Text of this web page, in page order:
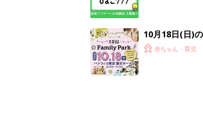
10月18日(日)
赤ちゃん・育児